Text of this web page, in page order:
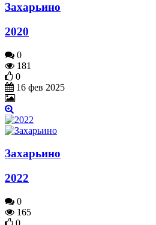
Захарьино
2020
0
181
0
16 фев 2025
Захарьино
2022
0
165
0